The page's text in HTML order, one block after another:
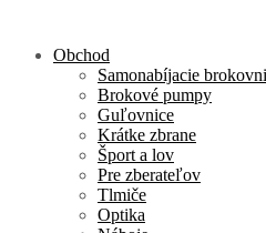
Obchod
Samonabíjacie
Brokové pumpy
Guľovnice
Krátke zbrane
Šport a lov
Pre zberateľov
Tlmiče
Optika